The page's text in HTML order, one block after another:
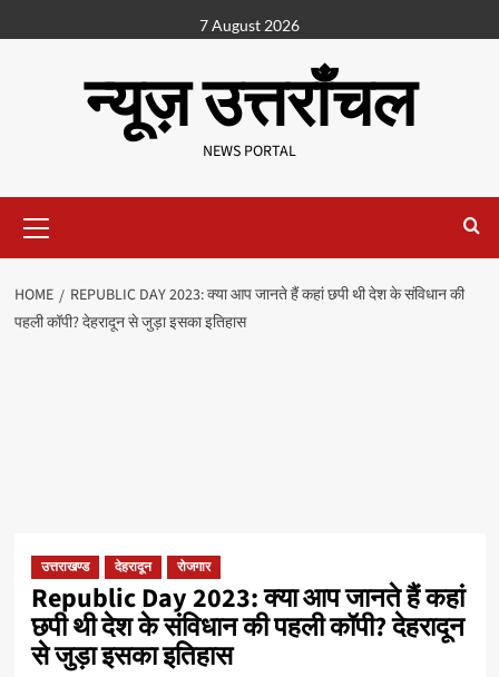
7 August 2026
न्यूज़ उत्तराँचल
NEWS PORTAL
HOME
REPUBLIC DAY 2023: क्‍या आप जानते हैं कहां छपी थी देश के संविधान की
पहली कॉपी? देहरादून से जुड़ा इसका इतिहास
उत्तराखण्ड देहरादून रोजगार
Republic Day 2023: क्‍या आप जानते हैं कहां
छपी थी देश के संविधान की पहली कॉपी? देहरादून
से जुड़ा इसका इतिहास